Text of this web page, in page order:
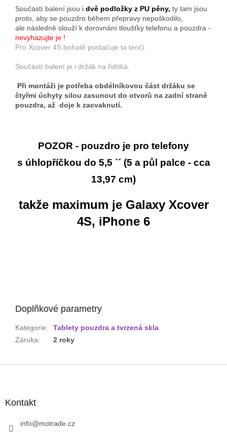
Součástí balení jsou i dvě podložky z PU pěny, ty tam jsou
proto, aby se pouzdro během přepravy nepoškodilo,
ale následně slouží k dorovnání tloušťky telefonu a pouzdra -
nevyhazujte je !
Pro Xcover 4S bohatě postačuje ta tenčí.
Součástí balení je i držák na řidítka.
Při montáži je potřeba obdélníkovou část držáku se
čtyřmi úchyty silou zasunout do otvorů na zadní straně
pouzdra, až doje k zacvaknutí.
POZOR - pouzdro je pro telefony
s úhlopříčkou do 5,5 ´´ (5 a půl palce - cca
13,97 cm)
takže maximum je Galaxy Xcover
4S, iPhone 6
Doplňkové parametry
Kategorie:
Tablety pouzdra a tvrzená skla
Záruka: 2 roky
Kontakt
info@motrade.cz